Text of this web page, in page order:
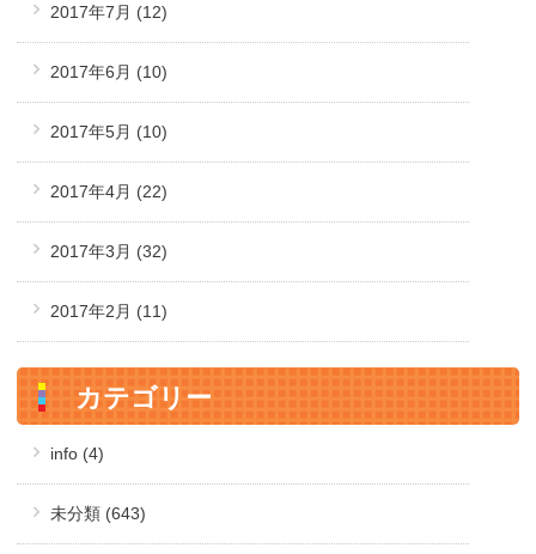
2017年7月 (12)
2017年6月 (10)
2017年5月 (10)
2017年4月 (22)
2017年3月 (32)
2017年2月 (11)
カテゴリー
info (4)
未分類 (643)